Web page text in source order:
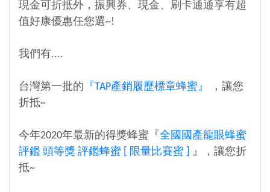
現金可折抵外，振興券、現金、刷卡通通享有超
值好康優惠任您選~!
我們有....
台灣第一批的 『TAP產銷履歷標章蜂蜜』
，讓您
折抵~
今年2020年最新的得獎蜂蜜『 全國國產龍眼蜂蜜
評鑑 頭等獎 評鑑蜂蜜 [ 限量比賽蜜 ]
』，讓您折
抵~